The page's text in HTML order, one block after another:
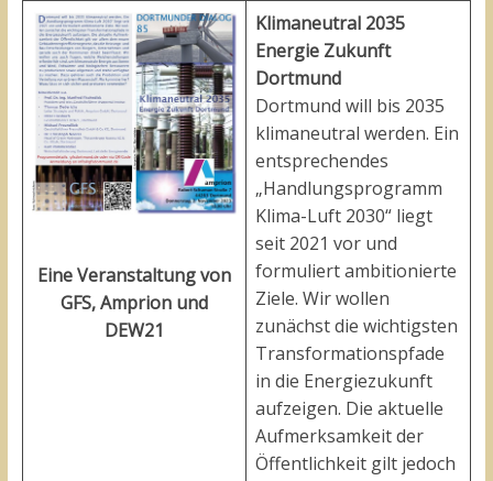
Eine Veranstaltung von
GFS, Amprion und
DEW21
Klimaneutral 2035
Energie Zukunft
Dortmund
Dortmund will bis 2035
klimaneutral werden. Ein
entsprechendes
„Handlungsprogramm
Klima-Luft 2030“ liegt
seit 2021 vor und
formuliert ambitionierte
Ziele. Wir wollen
zunächst die wichtigsten
Transformationspfade
in die Energiezukunft
aufzeigen. Die aktuelle
Aufmerksamkeit der
Öffentlichkeit gilt jedoch